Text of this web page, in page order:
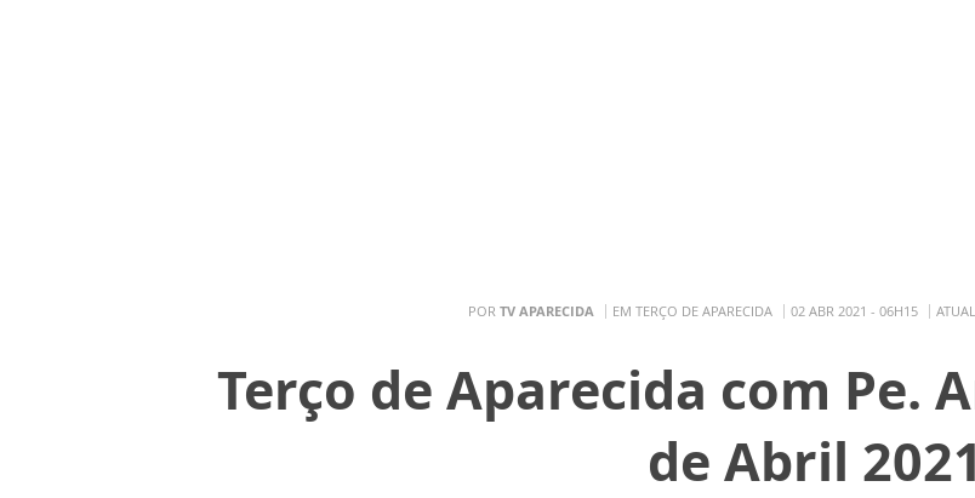
POR TV APARECIDA EM TERÇO DE APARECIDA 02 ABR 2021 - 06H15
Terço de Aparecida com Pe.
de Abril 2021